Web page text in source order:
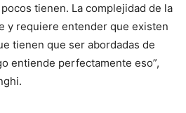
tienen. La complejidad de la
y requiere entender que existen
tienen que ser abordadas de
entiende perfectamente eso”,